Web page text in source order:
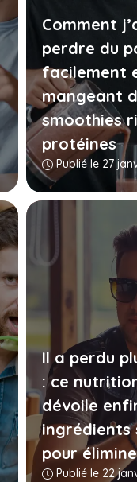
Comment
perdre du
facilement
mangeant
smoothies
protéines
Publié le 27
Il a perdu
: ce
dévoile
ingrédients
pour
Publié le 22